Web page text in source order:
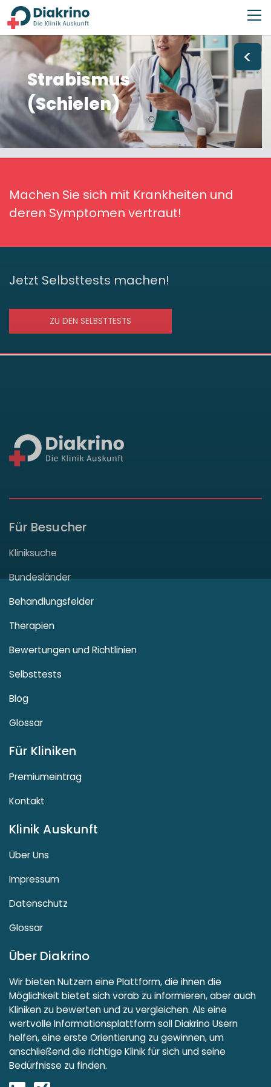
<
Strabismus
(Schielen)
Machen Sie sich mit Krankheiten und
deren Symptomen vertraut!
Jetzt Selbsttests machen!
ZU DEN SELBSTTESTS
Für Besucher
Kliniksuche
Bundesländer
Behandlungsfelder
Therapien
Bewertungen und Richtlinien
Selbsttests
Blog
Glossar
Für Kliniken
Premiumeintrag
Kontakt
Klinik Auskunft
Über Uns
Impressum
Datenschutz
Glossar
Über Diakrino
Wir bieten Nutzern eine Plattform, die ihnen die
Möglichkeit bietet sich vorab zu informieren, aber auch
Kliniken zu bewerten und zu vergleichen. Als eine
wertvolle Informationsplattform soll Diakrino Usern
helfen, eine erste Orientierung zu gewinnen, um
anschließend die richtige Klinik für sich und seine
Bedürfnisse zu finden.